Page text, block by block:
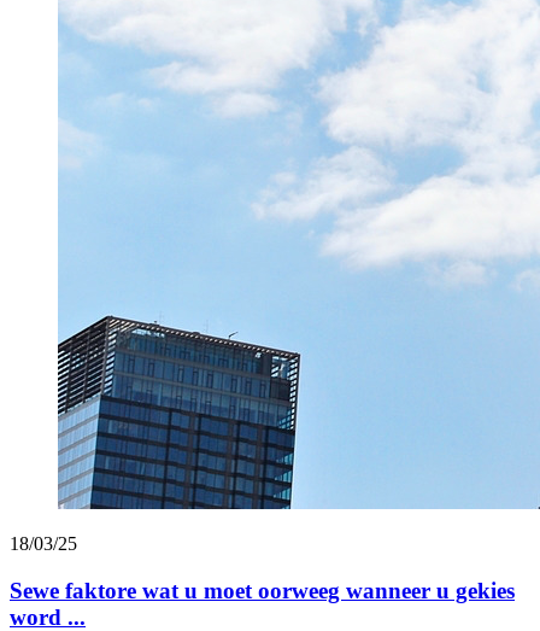
18/03/25
Sewe faktore wat u moet oorweeg wanneer u gekies
word ...